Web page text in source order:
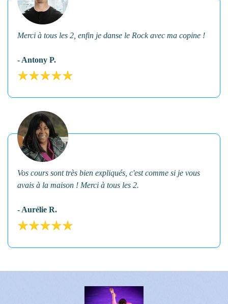
Merci à tous les 2, enfin je danse le Rock avec ma copine !
- Antony P.
Vos cours sont très bien expliqués, c'est comme si je vous
avais à la maison ! Merci à tous les 2.
- Aurélie R.